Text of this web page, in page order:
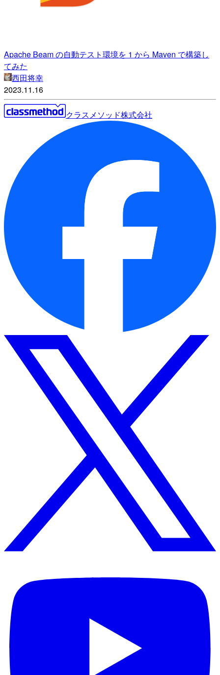
Apache Beam の自動テスト環境を 1 から Maven で構築し
てみた
西田将幸
2023.11.16
クラスメソッド株式会社